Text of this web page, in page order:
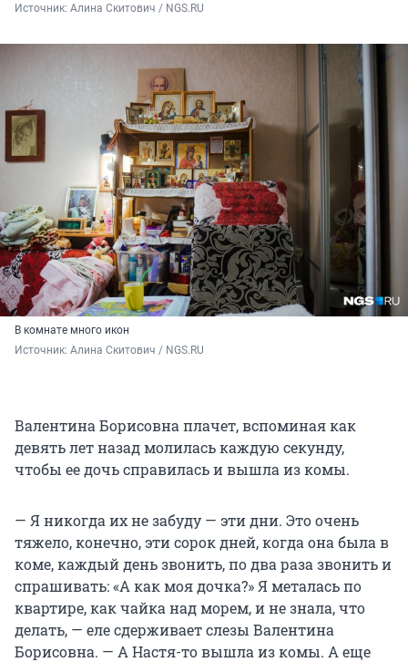
Источник: Алина Скитович / NGS.RU
В комнате много икон
Источник: Алина Скитович / NGS.RU
Валентина Борисовна плачет, вспоминая как
девять лет назад молилась каждую секунду,
чтобы ее дочь справилась и вышла из комы.
— Я никогда их не забуду — эти дни. Это очень
тяжело, конечно, эти сорок дней, когда она была в
коме, каждый день звонить, по два раза звонить и
спрашивать: «А как моя дочка?» Я металась по
квартире, как чайка над морем, и не знала, что
делать, — еле сдерживает слезы Валентина
Борисовна. — А Настя-то вышла из комы. А еще